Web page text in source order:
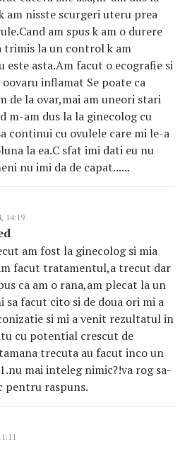
am nisste scurgeri uteru prea
am spus k am o durere
trimis la un control k am
este asta.Am facut o ecografie si
inflamat Se poate ca
de la ovar,mai am uneori stari
m-am dus la la ginecolog cu
continui cu ovulele care mi le-a
la ea.C sfat imi dati eu nu
nu imi da de capat......
14:19
am fost la ginecolog si mia
facut tratamentul,a trecut dar
ca am o rana,am plecat la un
sa facut cito si de doua ori mi a
si mi a venit rezultatul in
cu potential crescut de
trecuta au facut inco un
mai inteleg nimic?!va rog sa-
pentru raspuns.